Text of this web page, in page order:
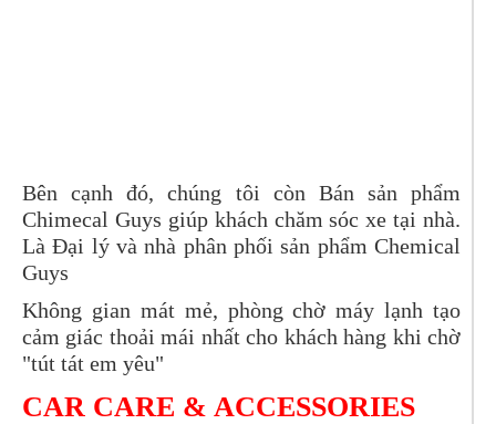
Bên cạnh đó, chúng tôi còn Bán sản phẩm
Chimecal Guys giúp khách chăm sóc xe tại nhà.
Là Đại lý và nhà phân phối sản phẩm Chemical
Guys
Không gian mát mẻ, phòng chờ máy lạnh tạo
cảm giác thoải mái nhất cho khách hàng khi chờ
"tút tát em yêu"
CAR CARE & ACCESSORIES